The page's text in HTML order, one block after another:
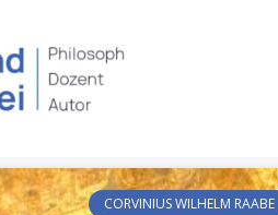
CORVINIUS WILHELM RAABE